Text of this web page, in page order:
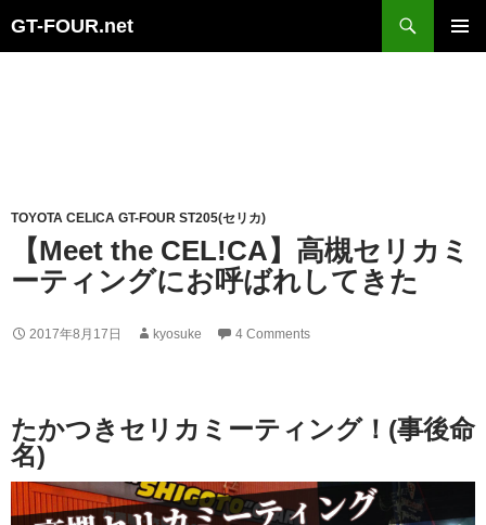
GT-FOUR.net
TOYOTA CELICA GT-FOUR ST205(セリカ)
【Meet the CEL!CA】高槻セリカミ
ーティングにお呼ばれしてきた
2017年8月17日 kyosuke 4 Comments
たかつきセリカミーティング！(事後命
名)